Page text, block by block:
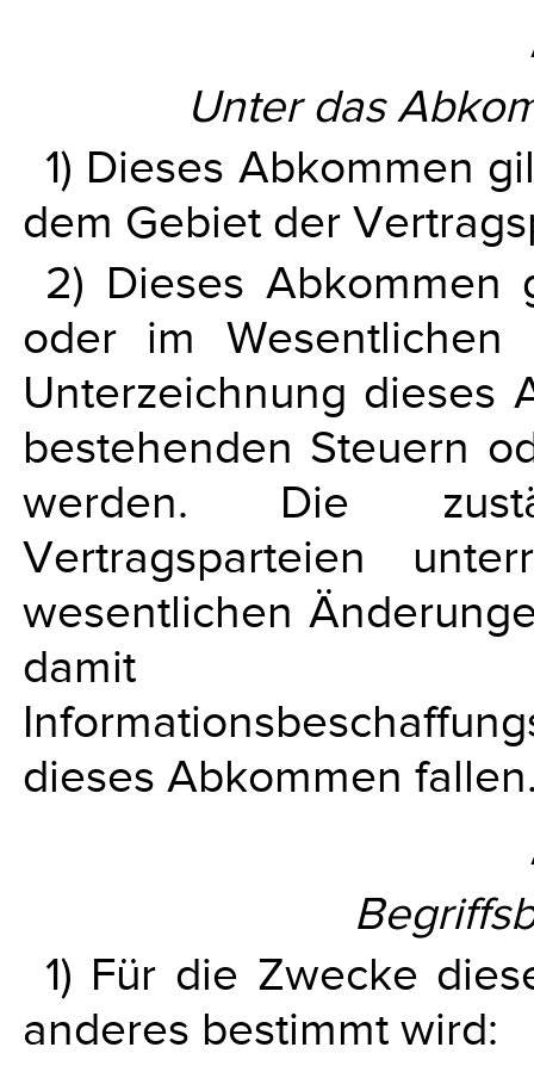
Unter das
1) Dieses Abkommen
dem Gebiet der
2) Dieses
oder im
Unterzeichnung dieses
bestehenden Steuern
werden. Die
Vertragsparteien
wesentlichen
damit
dieses Abkommen
1) Für die Zwecke
anderes bestimmt wird: